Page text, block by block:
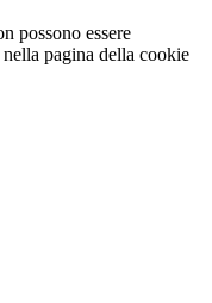
possono essere
pagina della cookie